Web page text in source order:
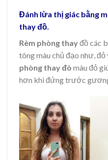
Đánh lừa thị giác bằng
thay đồ.
Rèm phòng thayđồ các
tông màu chủ đạo như,
phòng thay đò màu đỏ
hơn khi đứng trước